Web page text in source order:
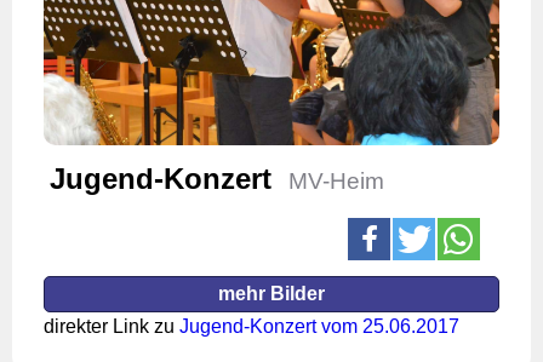
Jugend-Konzert MV-Heim
mehr Bilder
direkter Link zu Jugend-Konzert vom 25.06.2017